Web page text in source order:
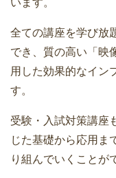
います。
全ての講座を学び放
でき、質の高い「映
用した効果的なイン
す。
受験・入試対策講座
じた基礎から応用ま
り組んでいくことが